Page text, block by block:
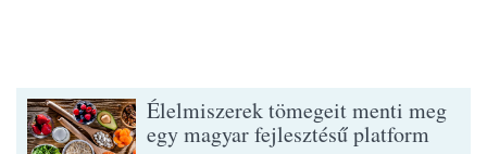
Élelmiszerek tömegeit menti meg
egy magyar fejlesztésű platform